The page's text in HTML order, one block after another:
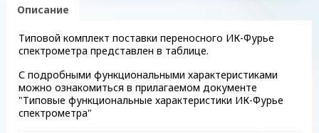
Описание
Типовой комплект поставки переносного ИК-Фурье
спектрометра представлен в таблице.
С подробными функциональными характеристиками
можно ознакомиться в прилагаемом документе
"Типовые функциональные характеристики ИК-Фурье
спектрометра"